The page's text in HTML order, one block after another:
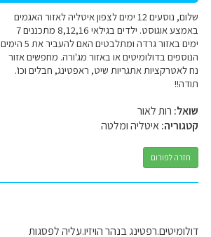
שלום, נוסעים 12 ימים לצפון איטליה לאזור האגמים
באמצע אוגוסט. ילדים בגילאי 8,12,16 מתכננים 7
ימים באזור גרדה ומתלבטים האם להעביר את 5 הימים
הנוספים בדולומיטים או באזור מג'ורה. מחפשים אזור
נח לאטרקציות אתגריות שיט, ראפטינג, חבלים וכו'.
תודה!!
שואל: רות לאור
קטגוריה:איטליה ומלטה
חזרה לפורום
דולומיטים.רפטינג בנהר הויזיו.עליה לפסגות